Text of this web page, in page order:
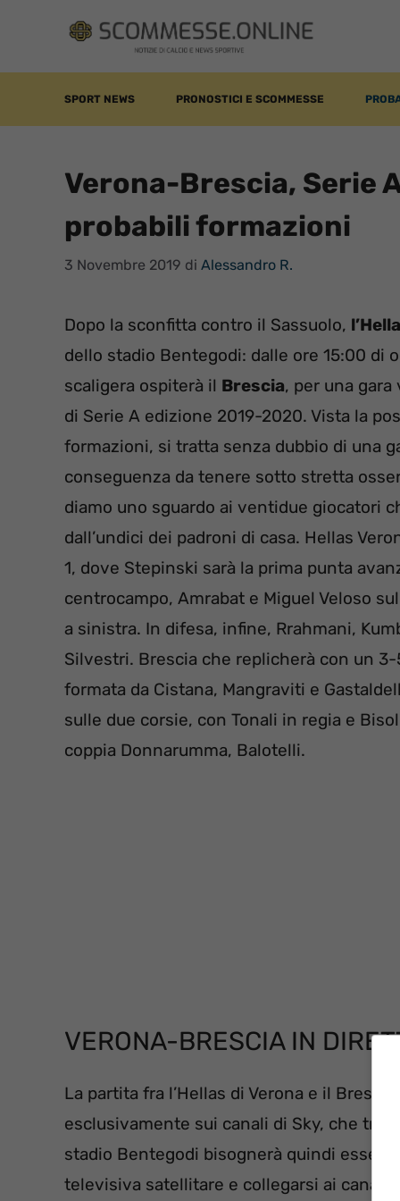
contenuto
SPORT NEWS PRONOSTICI E SCOMMESSE
Verona-Brescia, Serie
probabili formazioni
3 Novembre 2019 di Alessandro R.
Dopo la sconfitta contro il Sassuolo,
dello stadio Bentegodi: dalle ore 15:00 di
scaligera ospiterà il Brescia, per una
di Serie A edizione 2019-2020. Vista la
formazioni, si tratta senza dubbio di una
conseguenza da tenere sotto stretta
diamo uno sguardo ai ventidue giocatori
dall’undici dei padroni di casa. Hellas
1, dove Stepinski sarà la prima punta
centrocampo, Amrabat e Miguel Veloso
a sinistra. In difesa, infine, Rrahmani,
Silvestri. Brescia che replicherà con un
formata da Cistana, Mangraviti e
sulle due corsie, con Tonali in regia e
coppia Donnarumma, Balotelli.
VERONA-BRESCIA IN
La partita fra l’Hellas di Verona e il
esclusivamente sui canali di Sky, che
stadio Bentegodi bisognerà quindi
televisiva satellitare e collegarsi ai canali